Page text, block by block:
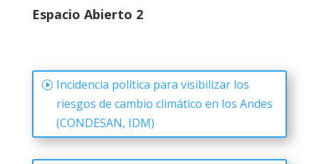
Espacio Abierto 2
Incidencia política para visibilizar los
riesgos de cambio climático en los Andes
(CONDESAN, IDM)